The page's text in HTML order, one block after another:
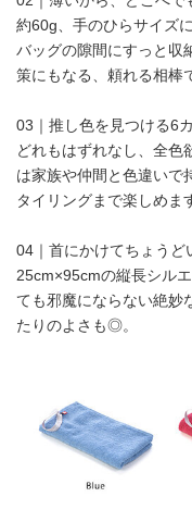
約60g、手のひらサイズ
バッグの隙間にすっと収
策にもなる、頼れる相棒
03｜推し色を見つける6
どれもはずれなし、全色
は家族や仲間と色違いで
タイリングまで楽しめま
04｜首にかけてちょうど
25cm×95cmの縦長シル
ても邪魔にならない絶妙
たりのよさも◎。